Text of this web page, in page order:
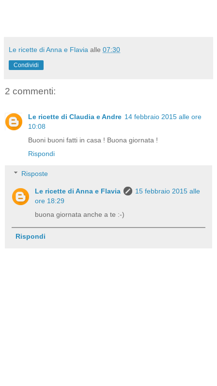
Le ricette di Anna e Flavia alle 07:30
Condividi
2 commenti:
Le ricette di Claudia e Andre 14 febbraio 2015 alle ore
10:08
Buoni buoni fatti in casa ! Buona giornata !
Rispondi
Risposte
Le ricette di Anna e Flavia
15 febbraio 2015 alle
ore 18:29
buona giornata anche a te :-)
Rispondi